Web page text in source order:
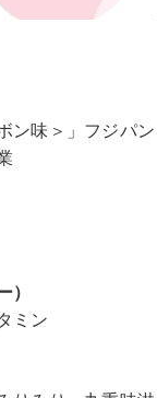
ン味＞」フジパン
）
ミン